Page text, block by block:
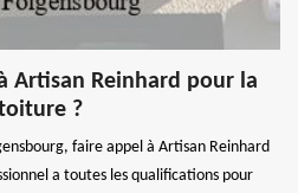
Artisan Reinhard pour la
?
faire appel à Artisan Reinhard
a toutes les qualifications pour